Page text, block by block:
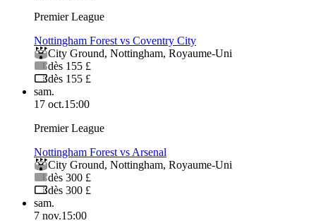
Premier League
Nottingham Forest vs Coventry City
City Ground, Nottingham, Royaume-Uni
dès 155 £
dès 155 £
sam.
17 oct.15:00
Premier League
Nottingham Forest vs Arsenal
City Ground, Nottingham, Royaume-Uni
dès 300 £
dès 300 £
sam.
7 nov.15:00